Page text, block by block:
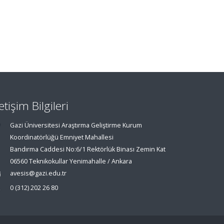
Bilgileri
Gazi Üniversitesi Araştırma Geliştirme Kurum
Koordinatörlüğü Emniyet Mahallesi
Bandırma Caddesi No:6/1 Rektörlük Binası Zemin Kat
06560 Teknikokullar Yenimahalle / Ankara
avesis@gazi.edu.tr
0 (312) 202 26 80